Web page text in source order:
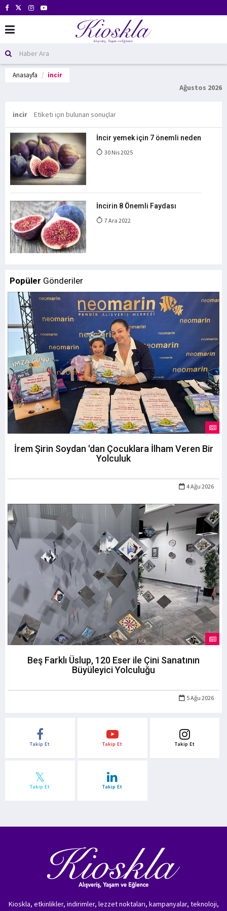
Anasayfa incir
Ağustos 2026
incir Etiketi için bulunan sonuçlar
İncir yemek için 7 önemli neden
30 Nis 2025
İncirin 8 Önemli Faydası
7 Ara 2022
Popüler Gönderiler
İrem Şirin Soydan 'dan Çocuklara İlham Veren Bir
Yolculuk
4 Ağu 2026
Beş Farklı Üslup, 120 Eser ile Çini Sanatının
Büyüleyici Yolculuğu
5 Ağu 2026
Takip Et Takip Et Takip Et
Takip Et Takip Et
Kioskla, etkinlikler, indirimler, lezzet noktaları, kampanyalar, teknoloji,